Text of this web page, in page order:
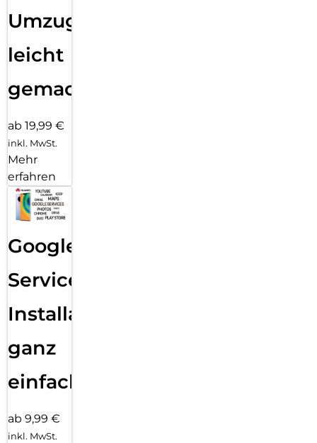
Umzug
leicht
gemacht!
ab 19,99 €
inkl. MwSt.
Mehr
erfahren
Google
Services
Installation
ganz
einfach
ab 9,99 €
inkl. MwSt.